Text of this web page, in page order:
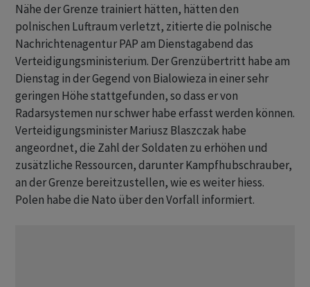
Nähe der Grenze trainiert hätten, hätten den
polnischen Luftraum verletzt, zitierte die polnische
Nachrichtenagentur PAP am Dienstagabend das
Verteidigungsministerium. Der Grenzübertritt habe am
Dienstag in der Gegend von Bialowieza in einer sehr
geringen Höhe stattgefunden, so dass er von
Radarsystemen nur schwer habe erfasst werden können.
Verteidigungsminister Mariusz Blaszczak habe
angeordnet, die Zahl der Soldaten zu erhöhen und
zusätzliche Ressourcen, darunter Kampfhubschrauber,
an der Grenze bereitzustellen, wie es weiter hiess.
Polen habe die Nato über den Vorfall informiert.